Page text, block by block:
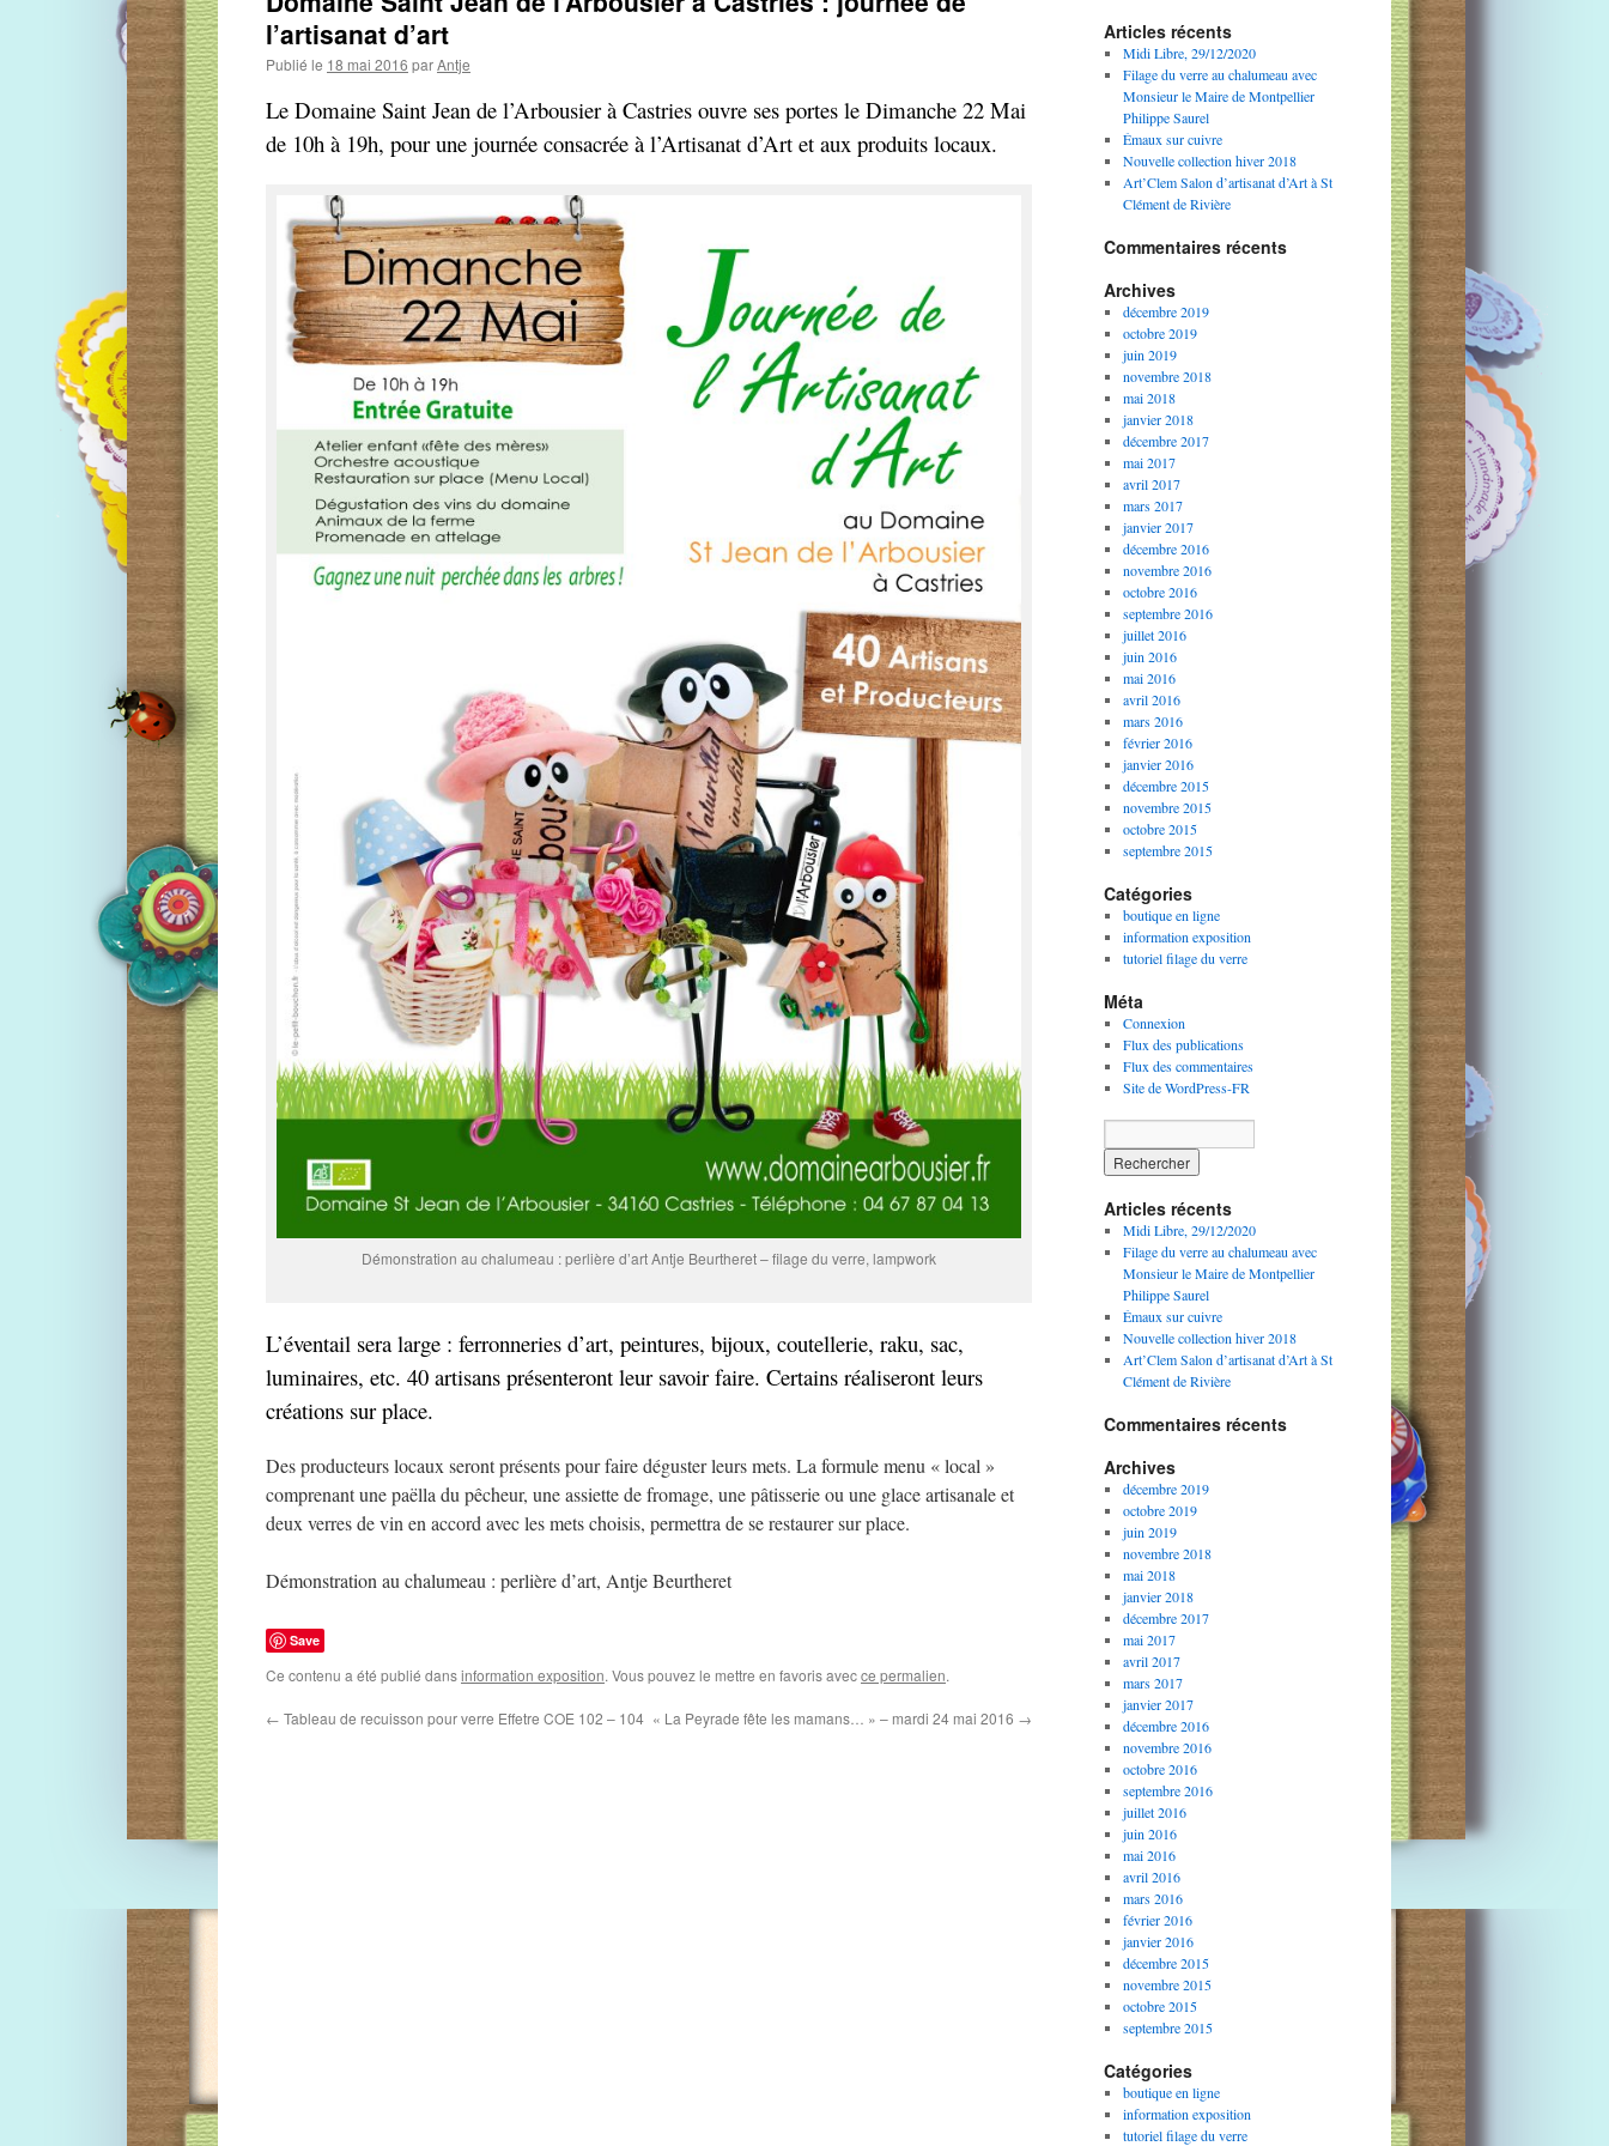
l’artisanat d’art
Publié le 18 mai 2016 parAntje
Le Domaine Saint Jean de l’Arbousier à Castries ouvre ses portes le Dimanche 22 Mai
de 10h à 19h, pour une journée consacrée à l’Artisanat d’Art et aux produits locaux.
Démonstration au chalumeau : perlière d’art Antje Beurtheret – filage du verre, lampwork
L’éventail sera large : ferronneries d’art, peintures, bijoux, coutellerie, raku, sac,
luminaires, etc. 40 artisans présenteront leur savoir faire. Certains réaliseront leurs
créations sur place.
Des producteurs locaux seront présents pour faire déguster leurs mets. La formule menu « local »
comprenant une paëlla du pêcheur, une assiette de fromage, une pâtisserie ou une glace artisanale et
deux verres de vin en accord avec les mets choisis, permettra de se restaurer sur place.
Démonstration au chalumeau : perlière d’art, Antje Beurtheret
Save
Ce contenu a été publié dansinformation exposition. Vous pouvez le mettre en favoris avecce permalien.
← Tableau de recuisson pour verre Effetre COE 102 – 104 « La Peyrade fête les mamans… » – mardi 24 mai 2016 →
Articles récents
Midi Libre, 29/12/2020
Filage du verre au chalumeau avec
Monsieur le Maire de Montpellier
Philippe Saurel
Émaux sur cuivre
Nouvelle collection hiver 2018
Art’Clem Salon d’artisanat d’Art à St
Clément de Rivière
Commentaires récents
Archives
décembre 2019
octobre 2019
juin 2019
novembre 2018
mai 2018
janvier 2018
décembre 2017
mai 2017
avril 2017
mars 2017
janvier 2017
décembre 2016
novembre 2016
octobre 2016
septembre 2016
juillet 2016
juin 2016
mai 2016
avril 2016
mars 2016
février 2016
janvier 2016
décembre 2015
novembre 2015
octobre 2015
septembre 2015
Catégories
boutique en ligne
information exposition
tutoriel filage du verre
Méta
Connexion
Flux des publications
Flux des commentaires
Site de WordPress-FR
Articles récents
Midi Libre, 29/12/2020
Filage du verre au chalumeau avec
Monsieur le Maire de Montpellier
Philippe Saurel
Émaux sur cuivre
Nouvelle collection hiver 2018
Art’Clem Salon d’artisanat d’Art à St
Clément de Rivière
Commentaires récents
Archives
décembre 2019
octobre 2019
juin 2019
novembre 2018
mai 2018
janvier 2018
décembre 2017
mai 2017
avril 2017
mars 2017
janvier 2017
décembre 2016
novembre 2016
octobre 2016
septembre 2016
juillet 2016
juin 2016
mai 2016
avril 2016
mars 2016
février 2016
janvier 2016
décembre 2015
novembre 2015
octobre 2015
septembre 2015
Catégories
boutique en ligne
information exposition
tutoriel filage du verre